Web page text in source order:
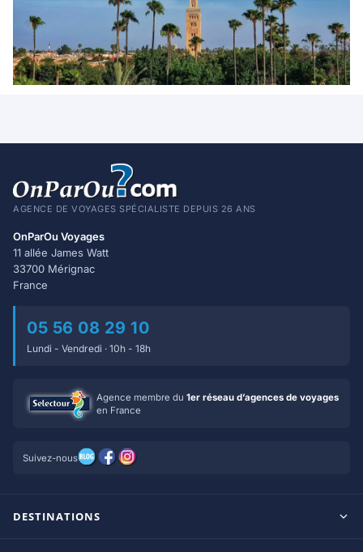
AGENCE DE VOYAGES SPÉCIALISTE DEPUIS 26 ANS
OnParOu Voyages
11 allée James Watt
33700 Mérignac
France
05 56 08 29 10
Lundi - Vendredi · 10h - 18h
Agence membre du 1er réseau d’agences de voyages
en France
Suivez-nous
DESTINATIONS